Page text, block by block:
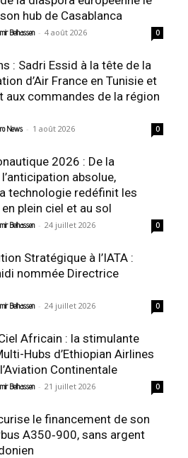
hub de Casablanca
Belhassen - 4 août 2026 0
: Sadri Essid à la tête de la
d’Air France en Tunisie et
aux commandes de la région
News - 1 août 2026 0
2026 : De la
absolue,
technologie redéfinit les
plein ciel et au sol
Belhassen - 24 juillet 2026 0
Stratégique à l’IATA :
nommée Directrice
Belhassen - 24 juillet 2026 0
Africain : la stimulante
Hubs d’Ethiopian Airlines
Continentale
Belhassen - 21 juillet 2026 0
le financement de son
A350‑900, sans argent